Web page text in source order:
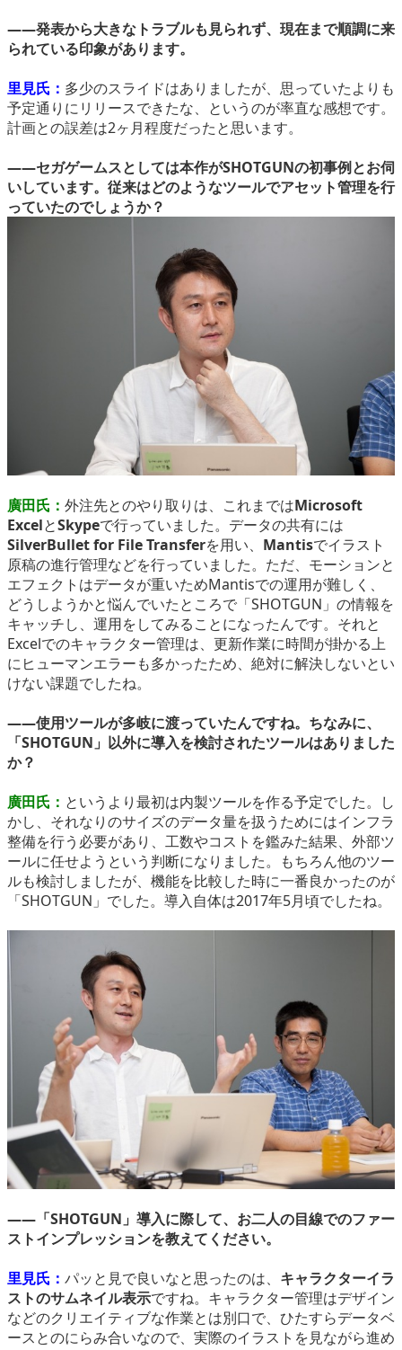
――発表から大きなトラブルも見られず、現在まで順調に来
られている印象があります。
里見氏： 多少のスライドはありましたが、思っていたよりも
予定通りにリリースできたな、というのが率直な感想です。
計画との誤差は2ヶ月程度だったと思います。
――セガゲームスとしては本作がSHOTGUNの初事例とお伺
いしています。従来はどのようなツールでアセット管理を行
っていたのでしょうか？
廣田氏： 外注先とのやり取りは、これまではMicrosoft
ExcelとSkypeで行っていました。データの共有には
SilverBullet for File Transferを用い、 Mantisでイラスト
原稿の進行管理などを行っていました。ただ、モーションと
エフェクトはデータが重いためMantisでの運用が難しく、
どうしようかと悩んでいたところで「SHOTGUN」の情報を
キャッチし、運用をしてみることになったんです。それと
Excelでのキャラクター管理は、更新作業に時間が掛かる上
にヒューマンエラーも多かったため、絶対に解決しないとい
けない課題でしたね。
――使用ツールが多岐に渡っていたんですね。ちなみに、
「SHOTGUN」以外に導入を検討されたツールはありました
か？
廣田氏： というより最初は内製ツールを作る予定でした。し
かし、それなりのサイズのデータ量を扱うためにはインフラ
整備を行う必要があり、工数やコストを鑑みた結果、外部ツ
ールに任せようという判断になりました。もちろん他のツー
ルも検討しましたが、機能を比較した時に一番良かったのが
「SHOTGUN」でした。導入自体は2017年5月頃でしたね。
――「SHOTGUN」導入に際して、お二人の目線でのファー
ストインプレッションを教えてください。
里見氏： パッと見で良いなと思ったのは、 キャラクターイラ
ストのサムネイル表示ですね。キャラクター管理はデザイン
などのクリエイティブな作業とは別口で、ひたすらデータベ
ースとのにらみ合いなので、実際のイラストを見ながら進め